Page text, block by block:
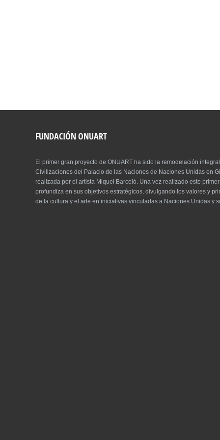
FUNDACIÓN ONUART
El primer gran proyecto de ONUART ha sido la remodelación
Civilizaciones del Palacio de las Naciones de Naciones Unidas en
realizada por el artista Miquel Barceló. Una vez realizado este
profundiza en sus objetivos estratégicos, divulgando los valores y
de la cultura y el arte en iniciativas vinculadas a Naciones Unidas y